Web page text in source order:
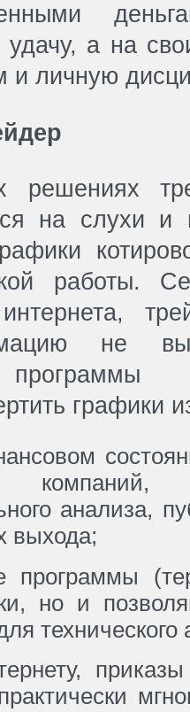
удачу, а на
и личную
на слухи и
работы.
не
графики
компаний,
анализа,
выхода;
программы
но и
технического